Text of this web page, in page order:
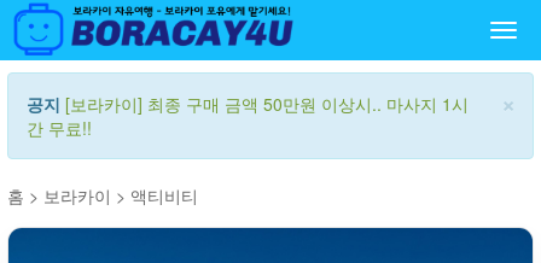
×
공지 [보라카이] 최종 구매 금액 50만원 이상시.. 마사지 1시
간 무료!!
홈 > 보라카이 > 액티비티